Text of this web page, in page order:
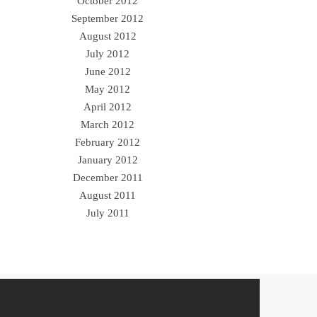
September 2012
August 2012
July 2012
June 2012
May 2012
April 2012
March 2012
February 2012
January 2012
December 2011
August 2011
July 2011